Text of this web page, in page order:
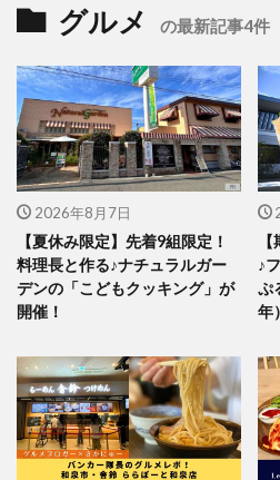
グルメ の最新記事4件
2026年8月7日
【夏休み限定】先着9組限定！
料理長と作る♪ナチュラルガー
デンの「こどもクッキング」が
開催！
♪
ぷ
年）